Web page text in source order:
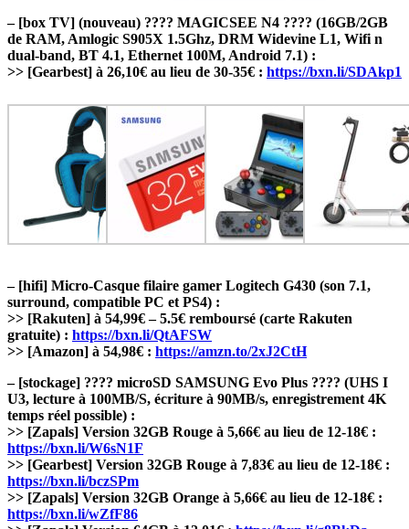
– [box TV] (nouveau) ???? MAGICSEE N4 ???? (16GB/2GB
de RAM, Amlogic S905X 1.5Ghz, DRM Widevine L1, Wifi n
dual-band, BT 4.1, Ethernet 100M, Android 7.1) :
>> [Gearbest] à 26,10€ au lieu de 30-35€ : https://bxn.li/SDAkp1
– [hifi] Micro-Casque filaire gamer Logitech G430 (son 7.1,
surround, compatible PC et PS4) :
>> [Rakuten] à 54,99€ – 5.5€ remboursé (carte Rakuten
gratuite) : https://bxn.li/QtAFSW
>> [Amazon] à 54,98€ : https://amzn.to/2xJ2CtH
– [stockage] ???? microSD SAMSUNG Evo Plus ???? (UHS I
U3, lecture à 100MB/S, écriture à 90MB/s, enregistrement 4K
temps réel possible) :
>> [Zapals] Version 32GB Rouge à 5,66€ au lieu de 12-18€ :
https://bxn.li/W6sN1F
>> [Gearbest] Version 32GB Rouge à 7,83€ au lieu de 12-18€ :
https://bxn.li/bczSPm
>> [Zapals] Version 32GB Orange à 5,66€ au lieu de 12-18€ :
https://bxn.li/wZfF86